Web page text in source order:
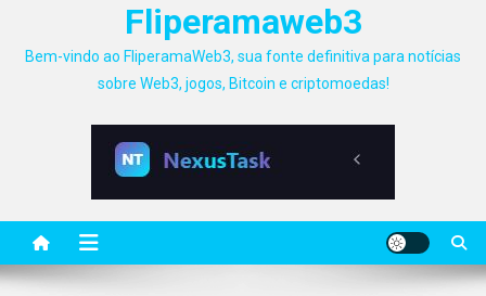
Fliperamaweb3
Bem-vindo ao FliperamaWeb3, sua fonte definitiva para notícias
sobre Web3, jogos, Bitcoin e criptomoedas!